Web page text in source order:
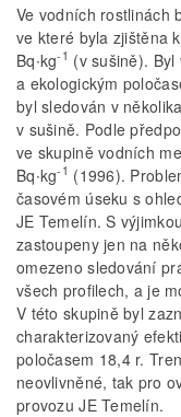
Ve vodních rostlinách
ve které byla zjištěna
Bq∙kg-1 (v sušině).
a ekologickým
byl sledován v
v sušině. Podle
ve skupině vodních
Bq∙kg-1 (1996).
časovém úseku s
JE Temelín. S
zastoupeny jen na
omezeno sledování
všech profilech, a je
V této skupině byl
charakterizovaný
poločasem 18,4 r.
neovlivněné, tak pro
provozu JE Temelín.